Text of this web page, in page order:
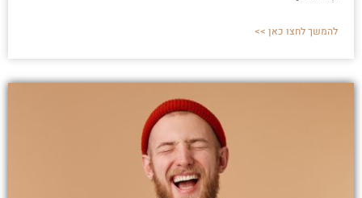
להמשך לחצו כאן >>